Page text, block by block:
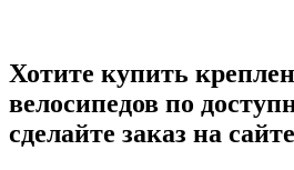
Хотите купить
велосипедов по
сделайте заказ на